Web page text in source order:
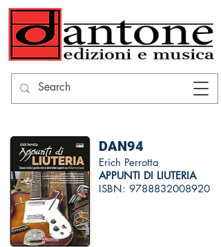
DAN94
Erich Perrotta
APPUNTI DI LIUTERIA
ISBN: 9788832008920